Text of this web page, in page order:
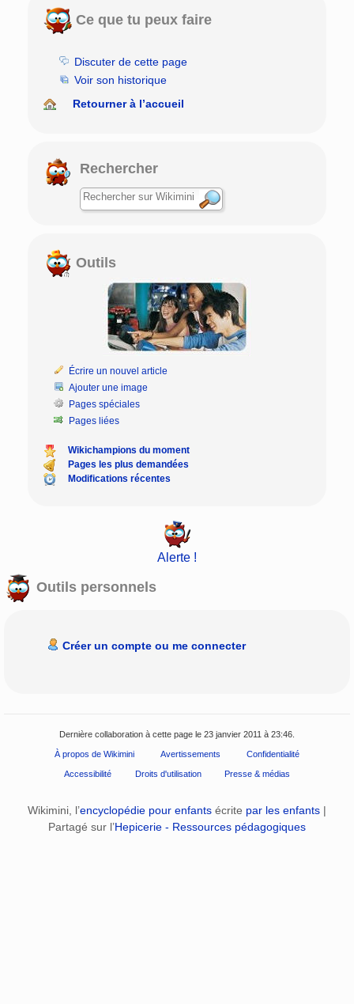
Ce que tu peux faire
Discuter de cette page
Voir son historique
Retourner à l’accueil
Rechercher
Outils
Écrire un nouvel article
Ajouter une image
Pages spéciales
Pages liées
Wikichampions du moment
Pages les plus demandées
Modifications récentes
Alerte !
Outils personnels
Créer un compte ou me connecter
Dernière collaboration à cette page le 23 janvier 2011 à 23:46.
À propos de Wikimini Avertissements Confidentialité
Accessibilité Droits d'utilisation Presse & médias
Wikimini, l’encyclopédie pour enfants écrite par les enfants |
Partagé sur l’Hepicerie - Ressources pédagogiques